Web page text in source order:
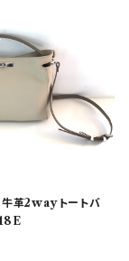
牛革2wayトートバ